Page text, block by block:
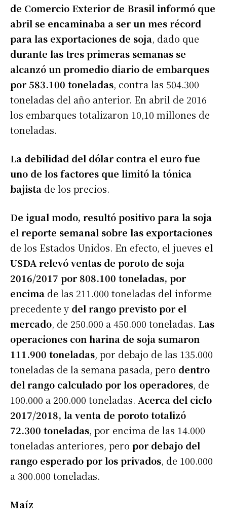
de Comercio Exterior de Brasil informó que
abril se encaminaba a ser un mes récord
para las exportaciones de soja, dado que
durante las tres primeras semanas se
alcanzó un promedio diario de embarques
por 583.100 toneladas, contra las 504.300
toneladas del año anterior. En abril de 2016
los embarques totalizaron 10,10 millones de
toneladas.
La debilidad del dólar contra el euro fue
uno de los factores que limitó la tónica
bajista de los precios.
De igual modo, resultó positivo para la soja
el reporte semanal sobre las exportaciones
de los Estados Unidos. En efecto, el jueves el
USDA relevó ventas de poroto de soja
2016/2017 por 808.100 toneladas, por
encima de las 211.000 toneladas del informe
precedente y del rango previsto por el
mercado, de 250.000 a 450.000 toneladas. Las
operaciones con harina de soja sumaron
111.900 toneladas, por debajo de las 135.000
toneladas de la semana pasada, pero dentro
del rango calculado por los operadores, de
100.000 a 200.000 toneladas. Acerca del ciclo
2017/2018, la venta de poroto totalizó
72.300 toneladas, por encima de las 14.000
toneladas anteriores, pero por debajo del
rango esperado por los privados, de 100.000
a 300.000 toneladas.
Maíz